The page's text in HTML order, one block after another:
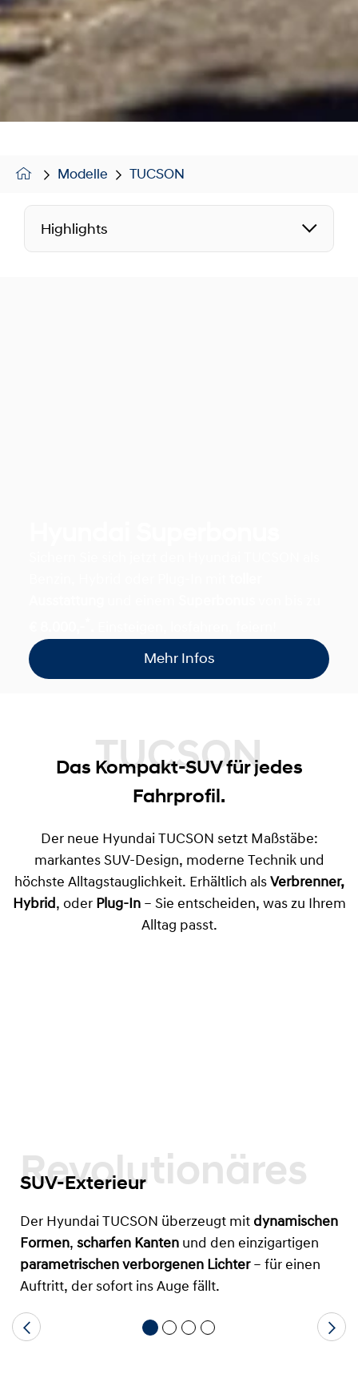
Modelle TUCSON
Highlights
Mehr Infos
TUCSON
Das Kompakt-SUV für jedes
Fahrprofil.
Der neue Hyundai TUCSON setzt Maßstäbe:
markantes SUV-Design, moderne Technik und
höchste Alltagstauglichkeit. Erhältlich als Verbrenner,
Hybrid , oder Plug-In – Sie entscheiden, was zu Ihrem
Alltag passt.
Revolutionäres
SUV-Exterieur
Der Hyundai TUCSON überzeugt mit dynamischen
Formen, scharfen Kanten und den einzigartigen
parametrischen verborgenen Lichter– für einen
Auftritt, der sofort ins Auge fällt.